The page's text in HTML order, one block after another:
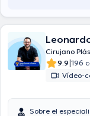
Cirujano
9.9|196
Vídeo-
Sobre el